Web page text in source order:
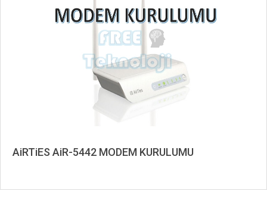
AiRTiES AiR-5442 MODEM KURULUMU